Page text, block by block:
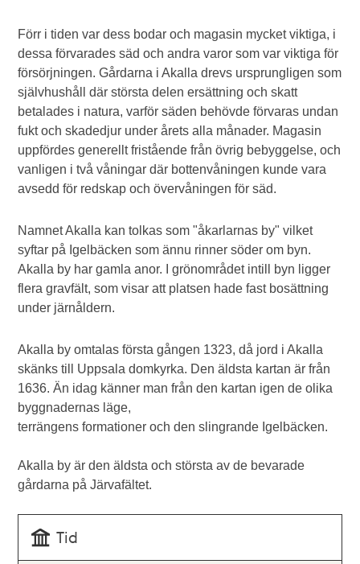
Förr i tiden var dess bodar och magasin mycket viktiga, i
dessa förvarades säd och andra varor som var viktiga för
försörjningen. Gårdarna i Akalla drevs ursprungligen som
självhushåll där största delen ersättning och skatt
betalades i natura, varför säden behövde förvaras undan
fukt och skadedjur under årets alla månader. Magasin
uppfördes generellt fristående från övrig bebyggelse, och
vanligen i två våningar där bottenvåningen kunde vara
avsedd för redskap och övervåningen för säd.
Namnet Akalla kan tolkas som "åkarlarnas by" vilket
syftar på Igelbäcken som ännu rinner söder om byn.
Akalla by har gamla anor. I grönområdet intill byn ligger
flera gravfält, som visar att platsen hade fast bosättning
under järnåldern.
Akalla by omtalas första gången 1323, då jord i Akalla
skänks till Uppsala domkyrka. Den äldsta kartan är från
1636. Än idag känner man från den kartan igen de olika
byggnadernas läge,
terrängens formationer och den slingrande Igelbäcken.
Akalla by är den äldsta och största av de bevarade
gårdarna på Järvafältet.
Tid